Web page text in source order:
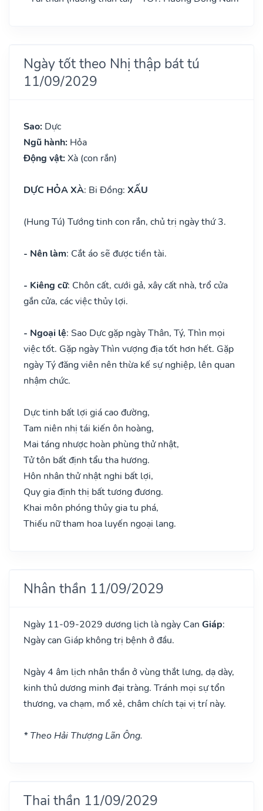
Ngày tốt theo Nhị thập bát tú
11/09/2029
Sao: Dực
Ngũ hành: Hỏa
Động vật: Xà (con rắn)
DỰC HỎA XÀ: Bi Đồng: XẤU
(Hung Tú) Tướng tinh con rắn, chủ trị ngày thứ 3.
- Nên làm: Cắt áo sẽ được tiền tài.
- Kiêng cữ: Chôn cất, cưới gả, xây cất nhà, trổ cửa
gắn cửa, các việc thủy lợi.
- Ngoại lệ: Sao Dực gặp ngày Thân, Tý, Thìn mọi
việc tốt. Gặp ngày Thìn vượng địa tốt hơn hết. Gặp
ngày Tý đăng viên nên thừa kế sự nghiệp, lên quan
nhậm chức.
Dực tinh bất lợi giá cao đường,
Tam niên nhị tái kiến ôn hoàng,
Mai táng nhược hoàn phùng thử nhật,
Tử tôn bất định tẩu tha hương.
Hôn nhân thử nhật nghi bất lợi,
Quy gia định thị bất tương đương.
Khai môn phóng thủy gia tu phá,
Thiếu nữ tham hoa luyến ngoại lang.
Nhân thần 11/09/2029
Ngày 11-09-2029 dương lịch là ngày Can Giáp:
Ngày can Giáp không trị bệnh ở đầu.
Ngày 4 âm lịch nhân thần ở vùng thắt lưng, dạ dày,
kinh thủ dương minh đại tràng. Tránh mọi sự tổn
thương, va chạm, mổ xẻ, châm chích tại vị trí này.
* Theo Hải Thượng Lãn Ông.
Thai thần 11/09/2029